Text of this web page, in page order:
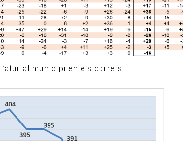
al municipi en els darrers